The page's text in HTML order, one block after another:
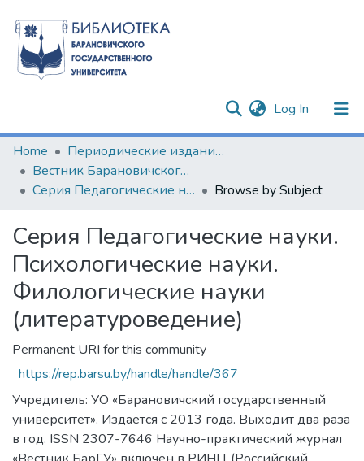
Log In (current)
Communities & Collections
All of DSpace
Home
Периодические издания БарГУ
Вестник Барановичского государственного университета
Серия Педагогические науки. Психологические науки. Филологические науки (литературоведение)
Browse by Subject
Серия Педагогические науки.
Психологические науки.
Филологические науки
(литературоведение)
Permanent URI for this community
https://rep.barsu.by/handle/handle/367
Учредитель: УО «Барановичский государственный
университет». Издается с 2013 года. Выходит два раза
в год. ISSN 2307-7646 Научно-практический журнал